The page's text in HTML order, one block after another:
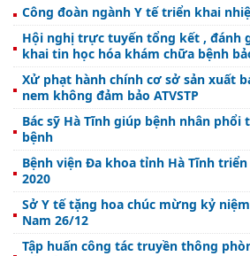
Công đoàn ngành Y tế triển khai
Hội nghị trực tuyến tổng kết , đánh
khai tin học hóa khám chữa bệnh
Xử phạt hành chính cơ sở sản xuất
nem không đảm bảo ATVSTP
Bác sỹ Hà Tĩnh giúp bệnh nhân phổi
bệnh
Bệnh viện Đa khoa tỉnh Hà Tĩnh
2020
Sở Y tế tặng hoa chúc mừng kỷ
Nam 26/12
Tập huấn công tác truyền thông